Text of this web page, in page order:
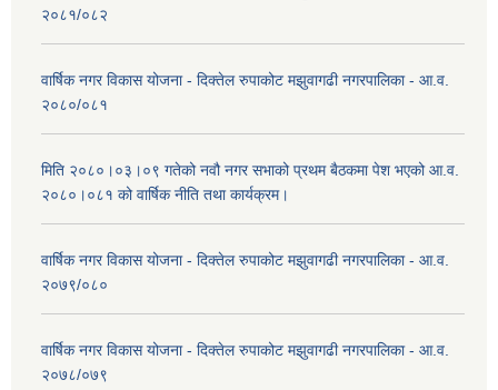
२०८१/०८२
वार्षिक नगर विकास योजना - दिक्तेल रुपाकोट मझुवागढी नगरपालिका - आ.व.
२०८०/०८१
मिति २०८०।०३।०९ गतेको नवौ नगर सभाको प्रथम बैठकमा पेश भएको आ.व.
२०८०।०८१ को वार्षिक नीति तथा कार्यक्रम।
वार्षिक नगर विकास योजना - दिक्तेल रुपाकोट मझुवागढी नगरपालिका - आ.व.
२०७९/०८०
वार्षिक नगर विकास योजना - दिक्तेल रुपाकोट मझुवागढी नगरपालिका - आ.व.
२०७८/०७९